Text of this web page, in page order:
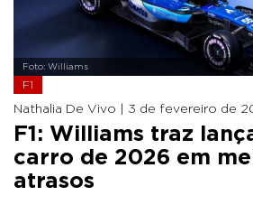
Foto: Williams
F1
Nathalia De Vivo | 3 de fevereiro de
F1: Williams traz
carro de 2026 em
atrasos